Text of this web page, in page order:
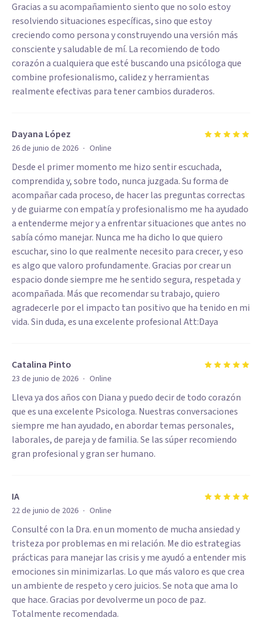
Gracias a su acompañamiento siento que no solo estoy
resolviendo situaciones específicas, sino que estoy
creciendo como persona y construyendo una versión más
consciente y saludable de mí. La recomiendo de todo
corazón a cualquiera que esté buscando una psicóloga que
combine profesionalismo, calidez y herramientas
realmente efectivas para tener cambios duraderos.
Dayana López
26 de junio de 2026 · Online
Desde el primer momento me hizo sentir escuchada,
comprendida y, sobre todo, nunca juzgada. Su forma de
acompañar cada proceso, de hacer las preguntas correctas
y de guiarme con empatía y profesionalismo me ha ayudado
a entenderme mejor y a enfrentar situaciones que antes no
sabía cómo manejar. Nunca me ha dicho lo que quiero
escuchar, sino lo que realmente necesito para crecer, y eso
es algo que valoro profundamente. Gracias por crear un
espacio donde siempre me he sentido segura, respetada y
acompañada. Más que recomendar su trabajo, quiero
agradecerle por el impacto tan positivo que ha tenido en mi
vida. Sin duda, es una excelente profesional Att:Daya
Catalina Pinto
23 de junio de 2026 · Online
Lleva ya dos años con Diana y puedo decir de todo corazón
que es una excelente Psicologa. Nuestras conversaciones
siempre me han ayudado, en abordar temas personales,
laborales, de pareja y de familia. Se las súper recomiendo
gran profesional y gran ser humano.
IA
22 de junio de 2026 · Online
Consulté con la Dra. en un momento de mucha ansiedad y
tristeza por problemas en mi relación. Me dio estrategias
prácticas para manejar las crisis y me ayudó a entender mis
emociones sin minimizarlas. Lo que más valoro es que crea
un ambiente de respeto y cero juicios. Se nota que ama lo
que hace. Gracias por devolverme un poco de paz.
Totalmente recomendada.